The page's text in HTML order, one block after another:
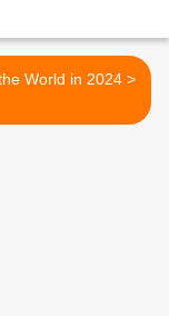
Around the World in 2024 >